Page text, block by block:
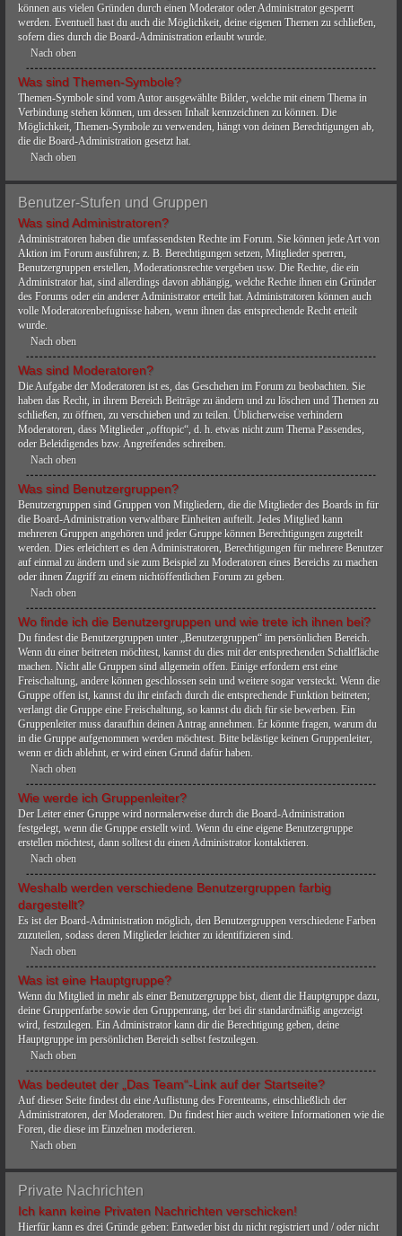
können aus vielen Gründen durch einen Moderator oder Administrator gesperrt
werden. Eventuell hast du auch die Möglichkeit, deine eigenen Themen zu schließen,
sofern dies durch die Board-Administration erlaubt wurde.
Nach oben
Was sind Themen-Symbole?
Themen-Symbole sind vom Autor ausgewählte Bilder, welche mit einem Thema in
Verbindung stehen können, um dessen Inhalt kennzeichnen zu können. Die
Möglichkeit, Themen-Symbole zu verwenden, hängt von deinen Berechtigungen ab,
die die Board-Administration gesetzt hat.
Nach oben
Benutzer-Stufen und Gruppen
Was sind Administratoren?
Administratoren haben die umfassendsten Rechte im Forum. Sie können jede Art von
Aktion im Forum ausführen; z. B. Berechtigungen setzen, Mitglieder sperren,
Benutzergruppen erstellen, Moderationsrechte vergeben usw. Die Rechte, die ein
Administrator hat, sind allerdings davon abhängig, welche Rechte ihnen ein Gründer
des Forums oder ein anderer Administrator erteilt hat. Administratoren können auch
volle Moderatorenbefugnisse haben, wenn ihnen das entsprechende Recht erteilt
wurde.
Nach oben
Was sind Moderatoren?
Die Aufgabe der Moderatoren ist es, das Geschehen im Forum zu beobachten. Sie
haben das Recht, in ihrem Bereich Beiträge zu ändern und zu löschen und Themen zu
schließen, zu öffnen, zu verschieben und zu teilen. Üblicherweise verhindern
Moderatoren, dass Mitglieder „offtopic“, d. h. etwas nicht zum Thema Passendes,
oder Beleidigendes bzw. Angreifendes schreiben.
Nach oben
Was sind Benutzergruppen?
Benutzergruppen sind Gruppen von Mitgliedern, die die Mitglieder des Boards in für
die Board-Administration verwaltbare Einheiten aufteilt. Jedes Mitglied kann
mehreren Gruppen angehören und jeder Gruppe können Berechtigungen zugeteilt
werden. Dies erleichtert es den Administratoren, Berechtigungen für mehrere Benutzer
auf einmal zu ändern und sie zum Beispiel zu Moderatoren eines Bereichs zu machen
oder ihnen Zugriff zu einem nichtöffentlichen Forum zu geben.
Nach oben
Wo finde ich die Benutzergruppen und wie trete ich ihnen bei?
Du findest die Benutzergruppen unter „Benutzergruppen“ im persönlichen Bereich.
Wenn du einer beitreten möchtest, kannst du dies mit der entsprechenden Schaltfläche
machen. Nicht alle Gruppen sind allgemein offen. Einige erfordern erst eine
Freischaltung, andere können geschlossen sein und weitere sogar versteckt. Wenn die
Gruppe offen ist, kannst du ihr einfach durch die entsprechende Funktion beitreten;
verlangt die Gruppe eine Freischaltung, so kannst du dich für sie bewerben. Ein
Gruppenleiter muss daraufhin deinen Antrag annehmen. Er könnte fragen, warum du
in die Gruppe aufgenommen werden möchtest. Bitte belästige keinen Gruppenleiter,
wenn er dich ablehnt, er wird einen Grund dafür haben.
Nach oben
Wie werde ich Gruppenleiter?
Der Leiter einer Gruppe wird normalerweise durch die Board-Administration
festgelegt, wenn die Gruppe erstellt wird. Wenn du eine eigene Benutzergruppe
erstellen möchtest, dann solltest du einen Administrator kontaktieren.
Nach oben
Weshalb werden verschiedene Benutzergruppen farbig
dargestellt?
Es ist der Board-Administration möglich, den Benutzergruppen verschiedene Farben
zuzuteilen, sodass deren Mitglieder leichter zu identifizieren sind.
Nach oben
Was ist eine Hauptgruppe?
Wenn du Mitglied in mehr als einer Benutzergruppe bist, dient die Hauptgruppe dazu,
deine Gruppenfarbe sowie den Gruppenrang, der bei dir standardmäßig angezeigt
wird, festzulegen. Ein Administrator kann dir die Berechtigung geben, deine
Hauptgruppe im persönlichen Bereich selbst festzulegen.
Nach oben
Was bedeutet der „Das Team“-Link auf der Startseite?
Auf dieser Seite findest du eine Auflistung des Forenteams, einschließlich der
Administratoren, der Moderatoren. Du findest hier auch weitere Informationen wie die
Foren, die diese im Einzelnen moderieren.
Nach oben
Private Nachrichten
Ich kann keine Privaten Nachrichten verschicken!
Hierfür kann es drei Gründe geben: Entweder bist du nicht registriert und / oder nicht